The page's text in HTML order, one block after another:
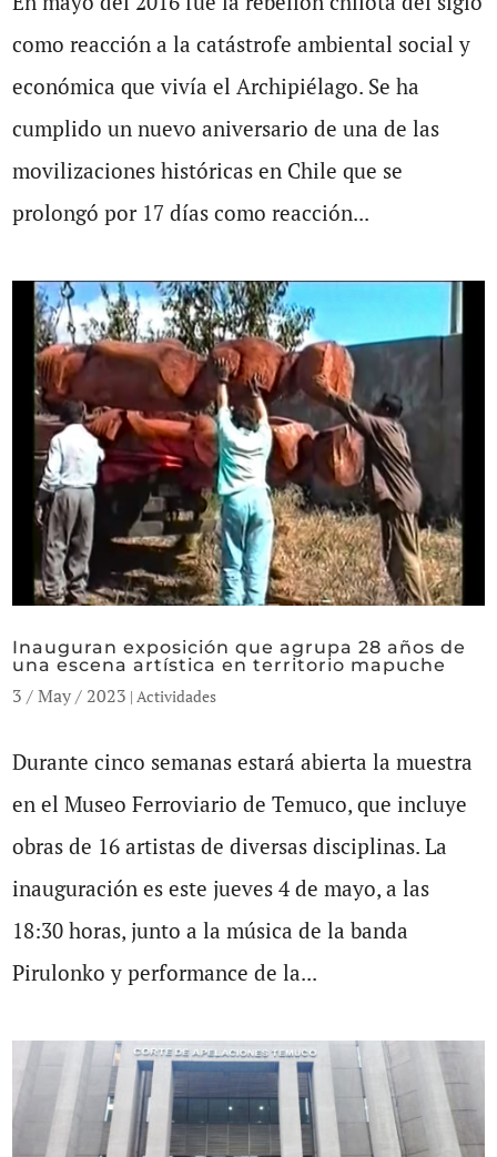
como reacción a la catástrofe ambiental social y
económica que vivía el Archipiélago. Se ha
cumplido un nuevo aniversario de una de las
movilizaciones históricas en Chile que se
prolongó por 17 días como reacción...
Inauguran exposición que agrupa 28 años de
una escena artística en territorio mapuche
3 / May / 2023 | Actividades
Durante cinco semanas estará abierta la muestra
en el Museo Ferroviario de Temuco, que incluye
obras de 16 artistas de diversas disciplinas. La
inauguración es este jueves 4 de mayo, a las
18:30 horas, junto a la música de la banda
Pirulonko y performance de la...